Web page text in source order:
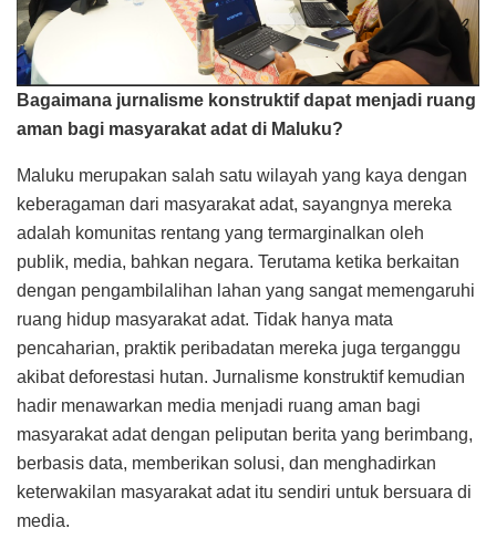
Bagaimana jurnalisme konstruktif dapat menjadi ruang
aman bagi masyarakat adat di Maluku?
Maluku merupakan salah satu wilayah yang kaya dengan
keberagaman dari masyarakat adat, sayangnya mereka
adalah komunitas rentang yang termarginalkan oleh
publik, media, bahkan negara. Terutama ketika berkaitan
dengan pengambilalihan lahan yang sangat memengaruhi
ruang hidup masyarakat adat. Tidak hanya mata
pencaharian, praktik peribadatan mereka juga terganggu
akibat deforestasi hutan. Jurnalisme konstruktif kemudian
hadir menawarkan media menjadi ruang aman bagi
masyarakat adat dengan peliputan berita yang berimbang,
berbasis data, memberikan solusi, dan menghadirkan
keterwakilan masyarakat adat itu sendiri untuk bersuara di
media.